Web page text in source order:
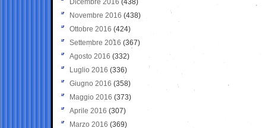
Dicembre 2016 (438)
Novembre 2016 (438)
Ottobre 2016 (424)
Settembre 2016 (367)
Agosto 2016 (332)
Luglio 2016 (336)
Giugno 2016 (358)
Maggio 2016 (373)
Aprile 2016 (307)
Marzo 2016 (369)